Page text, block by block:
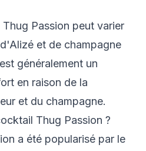
Passion peut varier
et de champagne
généralement un
en raison de la
et du champagne.
Thug Passion ?
a été popularisé par le